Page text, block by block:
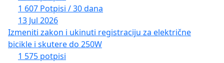
1 607 Potpisi / 30 dana
13 Jul 2026
Izmeniti zakon i ukinuti registraciju za električne
bicikle i skutere do 250W
1 575 potpisi